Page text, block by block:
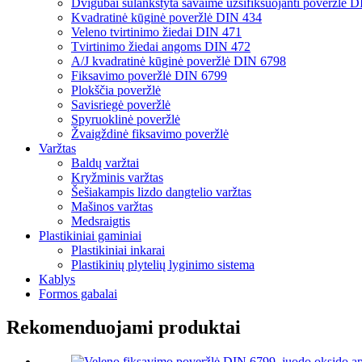
Kvadratinė kūginė poveržlė DIN 434
Veleno tvirtinimo žiedai DIN 471
Tvirtinimo žiedai angoms DIN 472
A/J kvadratinė kūginė poveržlė DIN 6798
Fiksavimo poveržlė DIN 6799
Plokščia poveržlė
Savisriegė poveržlė
Spyruoklinė poveržlė
Žvaigždinė fiksavimo poveržlė
Varžtas
Baldų varžtai
Kryžminis varžtas
Šešiakampis lizdo dangtelio varžtas
Mašinos varžtas
Medsraigtis
Plastikiniai gaminiai
Plastikiniai inkarai
Plastikinių plytelių lyginimo sistema
Kablys
Formos gabalai
Rekomenduojami produktai